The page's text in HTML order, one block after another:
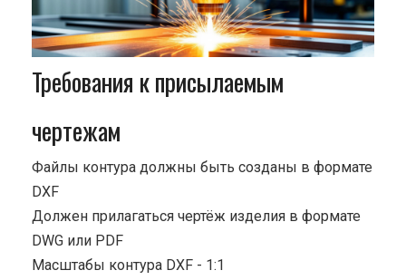
Требования к присылаемым
чертежам
Файлы контура должны быть созданы в формате
DXF
Должен прилагаться чертёж изделия в формате
DWG или PDF
Масштабы контура DXF - 1:1